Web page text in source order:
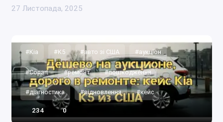
27 Листопада, 2025
#Kia #K5 #авто зі США #аукціон
#Copart #ремонт #пошкодження
#діагностика #відновлення #кейс
234 0